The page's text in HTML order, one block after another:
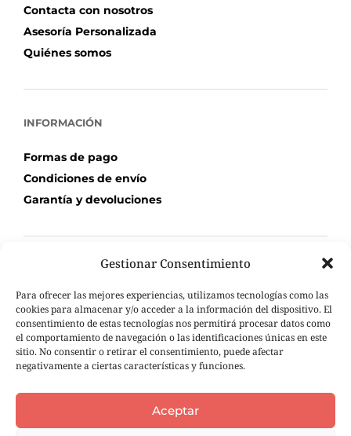
Gestionar Consentimiento
Para ofrecer las mejores experiencias, utilizamos tecnologías como las
cookies para almacenar y/o acceder a la información del dispositivo. El
consentimiento de estas tecnologías nos permitirá procesar datos como
el comportamiento de navegación o las identificaciones únicas en este
sitio. No consentir o retirar el consentimiento, puede afectar
negativamente a ciertas características y funciones.
Aceptar
Contacta con nosotros
Asesoría Personalizada
Quiénes somos
INFORMACIÓN
Formas de pago
Condiciones de envío
Garantía y devoluciones
Mi Cuenta
Carrito de compra
Seguimiento de pedidos